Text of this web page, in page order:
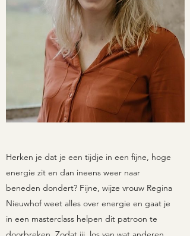
Herken je dat je een tijdje in een fijne, hoge
energie zit en dan ineens weer naar
beneden dondert? Fijne, wijze vrouw Regina
Nieuwhof weet alles over energie en gaat je
in een masterclass helpen dit patroon te